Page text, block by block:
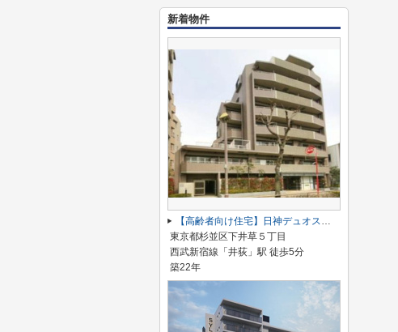
新着物件
【高齢者向け住宅】日神デュオステージ杉並井荻
東京都杉並区下井草５丁目
西武新宿線「井荻」駅 徒歩5分
築22年